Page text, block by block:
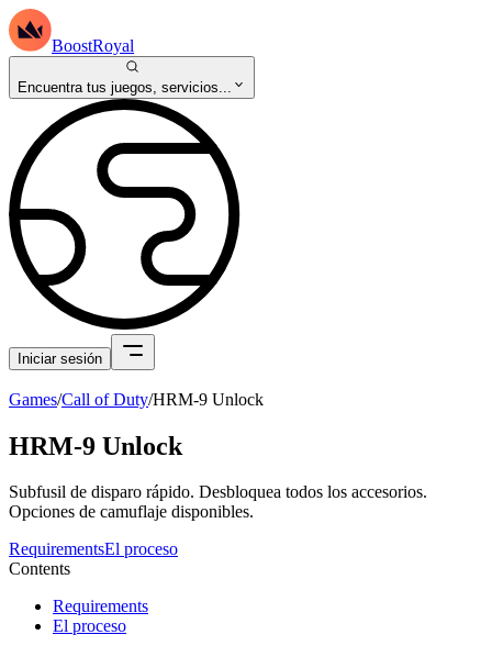
BoostRoyal
Encuentra tus juegos, servicios...
Iniciar sesión
Games/Call of Duty/HRM-9 Unlock
HRM-9 Unlock
Subfusil de disparo rápido. Desbloquea todos los accesorios.
Opciones de camuflaje disponibles.
RequirementsEl proceso
Contents
Requirements
El proceso